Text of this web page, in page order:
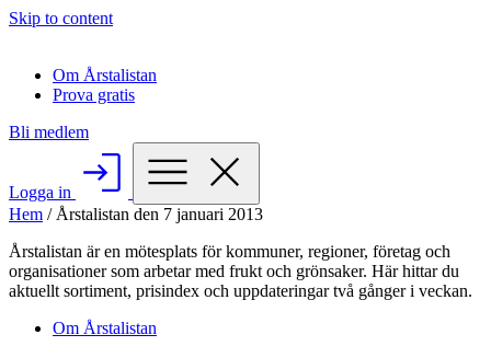
Skip to content
Om Årstalistan
Prova gratis
Bli medlem
Logga in
Hem / Årstalistan den 7 januari 2013
Årstalistan är en mötesplats för kommuner, regioner, företag och
organisationer som arbetar med frukt och grönsaker. Här hittar du
aktuellt sortiment, prisindex och uppdateringar två gånger i veckan.
Om Årstalistan